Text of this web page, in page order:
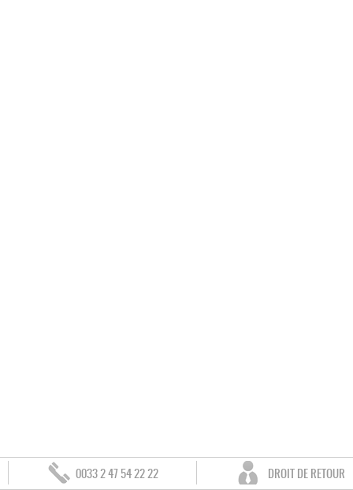
0033 2 47 54 22 22 DROIT DE RETOUR